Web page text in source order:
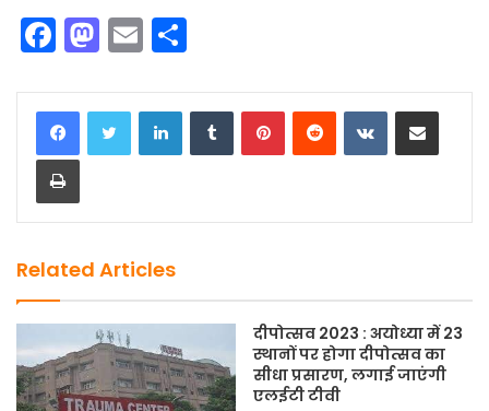
F
a
c
e
b
o
k
M
a
st
o
o
E
m
ai ar
LinkedInTumblrPinterestReddit VKontakteShare via Email
Print
Related Articles
दीपोत्सव 2023 : अयोध्या में 23
स्थानों पर होगा दीपोत्सव का
सीधा प्रसारण, लगाई जाएंगी
एलईटी टीवी